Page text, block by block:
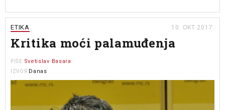
ETIKA 10. OKT 2017.
Kritika moći palamuđenja
PIŠE Svetislav Basara
IZVOR Danas